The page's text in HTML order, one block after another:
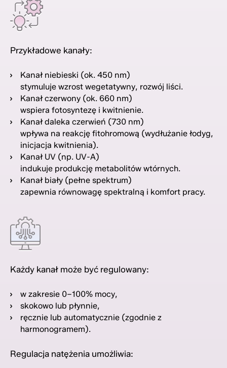
Przykładowe kanały:
Kanał niebieski (ok. 450 nm)
stymuluje wzrost wegetatywny, rozwój liści.
Kanał czerwony (ok. 660 nm)
wspiera fotosyntezę i kwitnienie.
Kanał daleka czerwień (730 nm)
wpływa na reakcję fitohromową (wydłużanie łodyg,
inicjacja kwitnienia).
Kanał UV (np. UV-A)
indukuje produkcję metabolitów wtórnych.
Kanał biały (pełne spektrum)
zapewnia równowagę spektralną i komfort pracy.
Każdy kanał może być regulowany:
w zakresie 0–100% mocy,
skokowo lub płynnie,
ręcznie lub automatycznie (zgodnie z
harmonogramem).
Regulacja natężenia umożliwia: